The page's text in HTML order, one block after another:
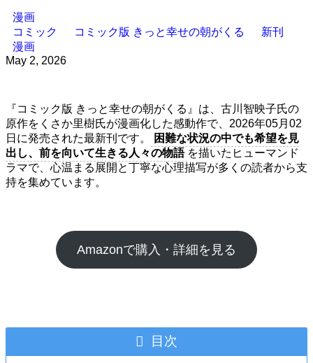
漫画
コミック
コミック版 きっと幸せの朝がくる
新刊
漫画
May 2, 2026
『コミック版 きっと幸せの朝がくる』は、古川智映子氏の
原作をくさか里樹氏が漫画化した感動作で、2026年05月02
日に発売された最新刊です。
困難な状況の中でも希望を見
出し、前を向いて生きる人々の物語 を描いたヒューマンド
ラマで、心温まる展開と丁寧な心理描写が多くの読者から支
持を集めています。
Amazonで購入・詳細を見る
目次